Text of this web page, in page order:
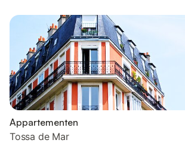
Appartementen
Tossa de Mar